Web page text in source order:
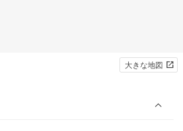
大きな地図